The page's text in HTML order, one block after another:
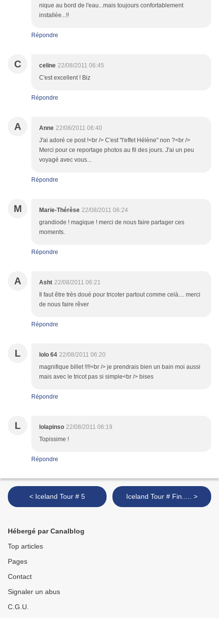
nique au bord de l'eau...mais toujours confortablement
installée...!!
Répondre
C celine 22/08/2011 06:45
C'est excellent ! Biz
Répondre
A Anne 22/08/2011 06:40
J'ai adoré ce post !<br /> C'est "l'effet Hélène" non ?<br />
Merci pour ce reportage photos au fil des jours. J'ai un peu
voyagé avec vous...
Répondre
M Marie-Thérèse 22/08/2011 06:24
grandiode ! magique ! merci de nous faire partager ces
moments.
Répondre
A Asht 22/08/2011 06:21
Il faut être très doué pour tricoter partout comme celà.... merci
de nous faire rêver
Répondre
L lolo 64 22/08/2011 06:20
magnifique billet !!!!<br /> je prendrais bien un bain moi aussi
mais avec le tricot pas si simple<br /> bises
Répondre
L lolapinso 22/08/2011 06:19
Topissime !
Répondre
< Iceland Tour # 5 Iceland Tour # Fin..... >
Hébergé par Canalblog
Top articles
Pages
Contact
Signaler un abus
C.G.U.